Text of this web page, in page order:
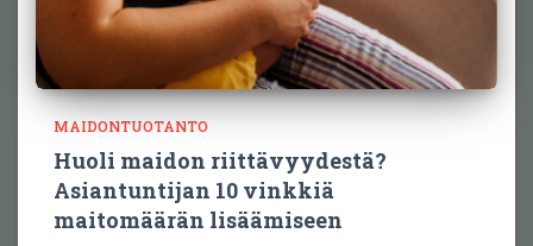
MAIDONTUOTANTO
Huoli maidon riittävyydestä?
Asiantuntijan 10 vinkkiä
maitomäärän lisäämiseen